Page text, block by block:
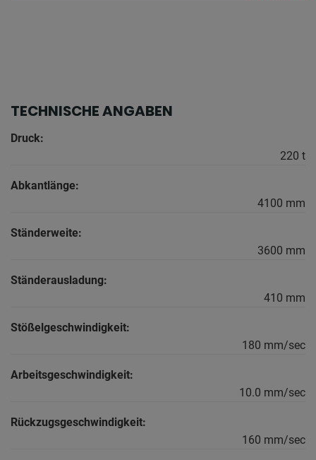
TECHNISCHE ANGABEN
Druck:
220 t
Abkantlänge:
4100 mm
Ständerweite:
3600 mm
Ständerausladung:
410 mm
Stößelgeschwindigkeit:
180 mm/sec
Arbeitsgeschwindigkeit:
10.0 mm/sec
Rückzugsgeschwindigkeit:
160 mm/sec